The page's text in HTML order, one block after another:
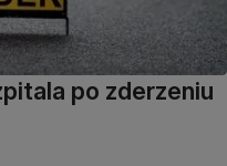
po zderzeniu